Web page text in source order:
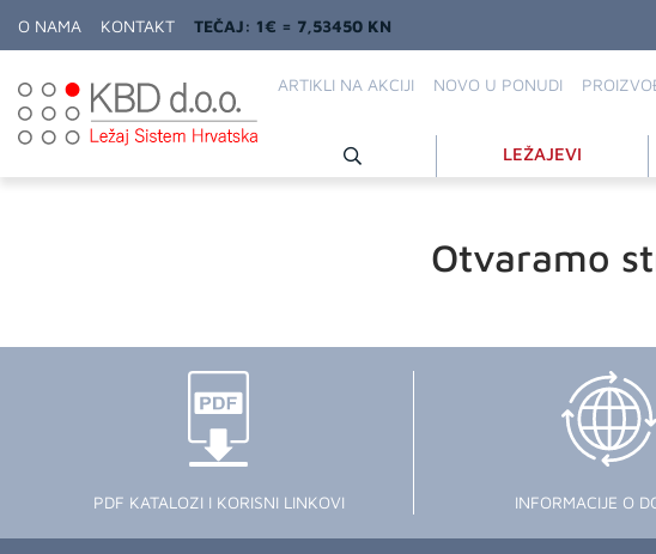
O NAMA KONTAKT TEČAJ: 1€ = 7,53450 KN
ARTIKLI NA AKCIJI NOVO U PONUDI
LEŽAJEVI
Otvaramo
PDF KATALOZI I KORISNI LINKOVI INFORMACIJE O